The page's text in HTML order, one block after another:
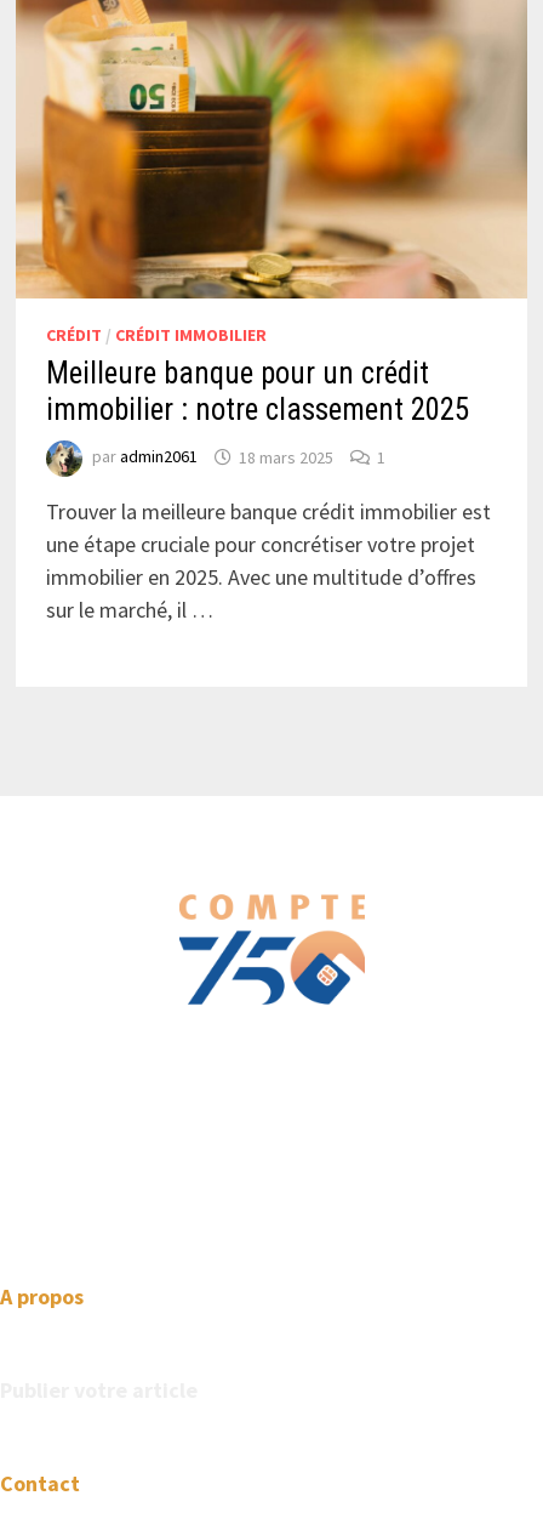
CRÉDIT / CRÉDIT IMMOBILIER
Meilleure banque pour un crédit
immobilier : notre classement 2025
paradmin2061 18 mars 2025 1
Trouver la meilleure banque crédit immobilier est
une étape cruciale pour concrétiser votre projet
immobilier en 2025. Avec une multitude d’offres
sur le marché, il …
A propos
Contact